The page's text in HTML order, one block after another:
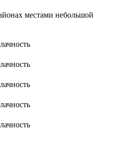
местами небольшой